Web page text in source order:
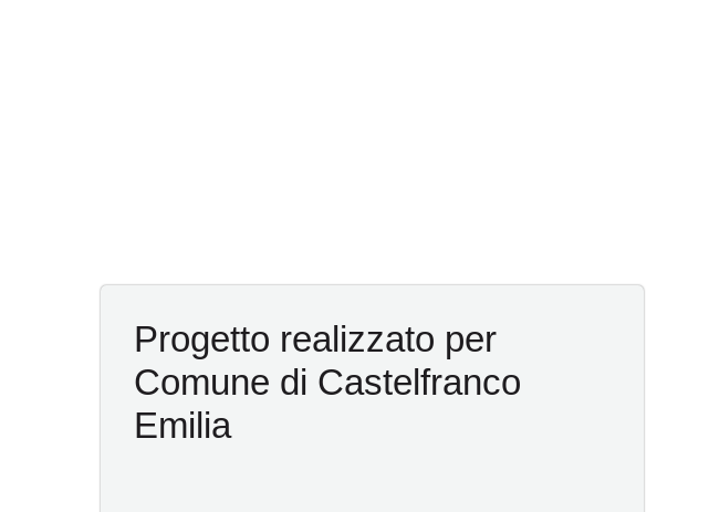
Progetto realizzato per
Comune di Castelfranco
Emilia